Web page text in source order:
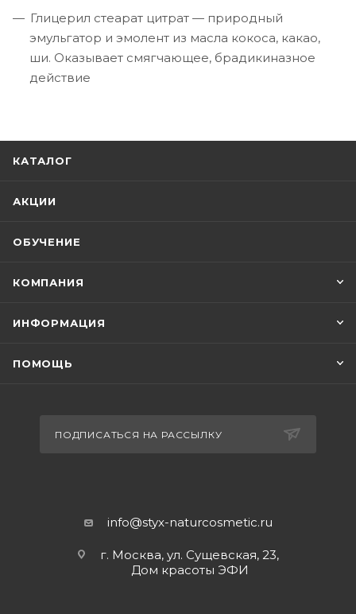
Глицерил стеарат цитрат — природный
эмульгатор и эмолент из масла кокоса, какао,
ши. Оказывает смягчающее, брадикиназное
действие
КАТАЛОГ
АКЦИИ
ОБУЧЕНИЕ
КОМПАНИЯ
ИНФОРМАЦИЯ
ПОМОЩЬ
ПОДПИСАТЬСЯ НА РАССЫЛКУ
info@styx-naturcosmetic.ru
г. Москва, ул. Сущевская, 23,
Дом красоты ЭФИ